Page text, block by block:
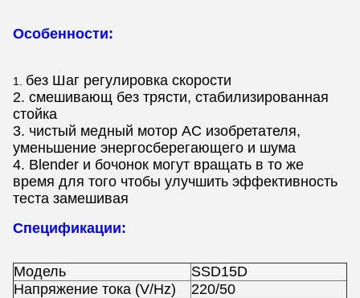
Особенности:
1. без Шаг регулировка скорости
2. смешивающ без трясти, стабилизированная
стойка
3. чистый медный мотор AC изобретателя,
уменьшение энергосберегающего и шума
4. Blender и бочонок могут вращать в то же
время для того чтобы улучшить эффективность
теста замешивая
Спецификации:
Модель
SSD15D
Напряжение тока (V/Hz)
220/50